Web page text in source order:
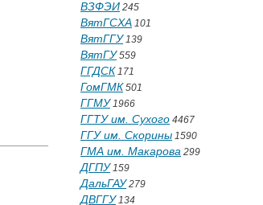
ВЗФЭИ 245
ВятГСХА 101
ВятГГУ139
ВятГУ559
ГГДСК 171
ГомГМК 501
ГГМУ1966
ГГТУ им. Сухого 4467
ГГУ им. Скорины 1590
ГМА им. Макарова 299
ДГПУ159
ДальГАУ279
ДВГГУ134